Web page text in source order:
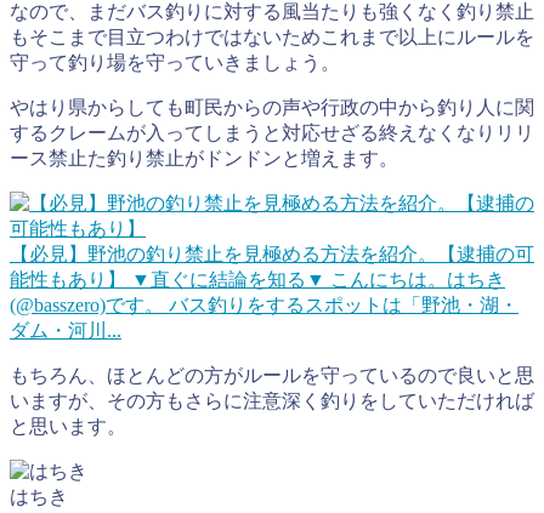
なので、まだバス釣りに対する風当たりも強くなく釣り禁止
もそこまで目立つわけではないためこれまで以上にルールを
守って釣り場を守っていきましょう。
やはり県からしても町民からの声や行政の中から釣り人に関
するクレームが入ってしまうと対応せざる終えなくなりリリ
ース禁止た釣り禁止がドンドンと増えます。
【必見】野池の釣り禁止を見極める方法を紹介。【逮捕の可
能性もあり】
▼直ぐに結論を知る▼ こんにちは。はちき
(@basszero)です。 バス釣りをするスポットは「野池・湖・
ダム・河川...
もちろん、ほとんどの方がルールを守っているので良いと思
いますが、その方もさらに注意深く釣りをしていただければ
と思います。
はちき